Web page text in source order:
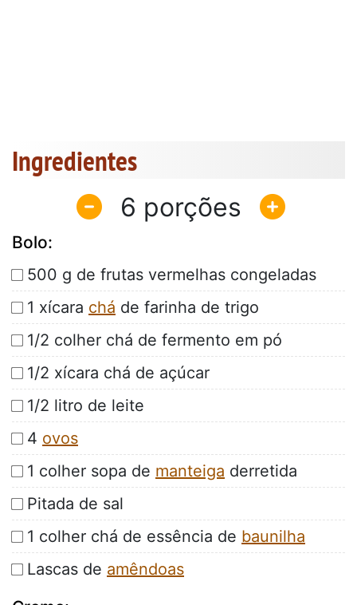
Ingredientes
6
Bolo:
500 g de frutas vermelhas congeladas
1 xícara chá de farinha de trigo
1/2 colher chá de fermento em pó
1/2 xícara chá de açúcar
1/2 litro de leite
4 ovos
1 colher sopa de manteiga derretida
Pitada de sal
1 colher chá de essência de baunilha
Lascas de amêndoas